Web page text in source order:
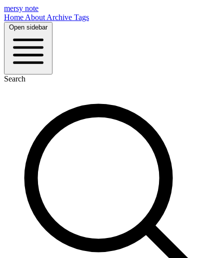
mersy note
Home About Archive Tags
Open sidebar
Search